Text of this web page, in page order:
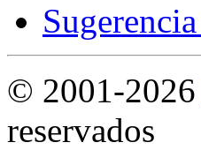
© 2001-2026
reservados